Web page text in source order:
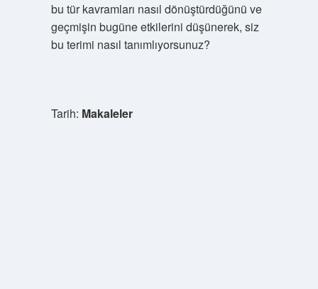
bu tür kavramları nasıl dönüştürdüğünü ve
geçmişin bugüne etkilerini düşünerek, siz
bu terimi nasıl tanımlıyorsunuz?
Tarih: Makaleler